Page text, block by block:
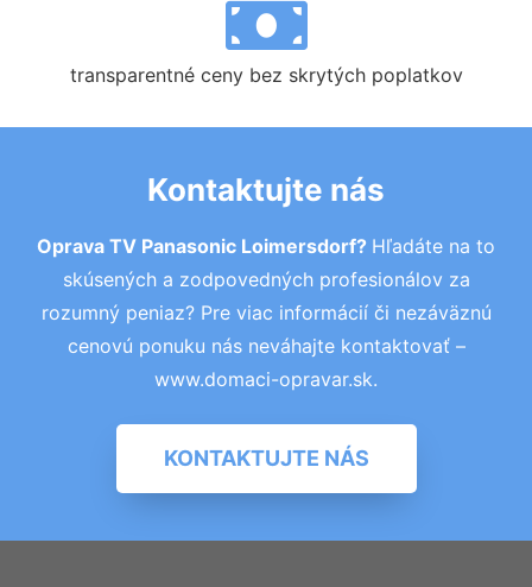
transparentné ceny bez skrytých poplatkov
Kontaktujte nás
Oprava TV Panasonic Loimersdorf? Hľadáte na to
skúsených a zodpovedných profesionálov za
rozumný peniaz? Pre viac informácií či nezáväznú
cenovú ponuku nás neváhajte kontaktovať –
www.domaci-opravar.sk.
KONTAKTUJTE NÁS